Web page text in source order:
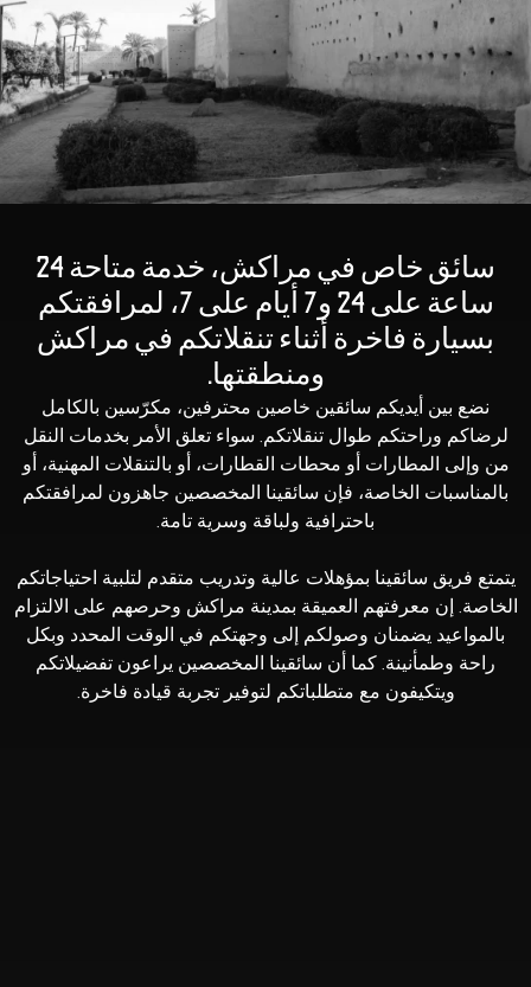
سائق خاص في مراكش، خدمة متاحة 24
ساعة على 24 و7 أيام على 7، لمرافقتكم
بسيارة فاخرة أثناء تنقلاتكم في مراكش
ومنطقتها.
نضع بين أيديكم سائقين خاصين محترفين، مكرّسين بالكامل
لرضاكم وراحتكم طوال تنقلاتكم. سواء تعلق الأمر بخدمات النقل
من وإلى المطارات أو محطات القطارات، أو بالتنقلات المهنية، أو
بالمناسبات الخاصة، فإن سائقينا المخصصين جاهزون لمرافقتكم
باحترافية ولباقة وسرية تامة.
يتمتع فريق سائقينا بمؤهلات عالية وتدريب متقدم لتلبية احتياجاتكم
الخاصة. إن معرفتهم العميقة بمدينة مراكش وحرصهم على الالتزام
بالمواعيد يضمنان وصولكم إلى وجهتكم في الوقت المحدد وبكل
راحة وطمأنينة. كما أن سائقينا المخصصين يراعون تفضيلاتكم
ويتكيفون مع متطلباتكم لتوفير تجربة قيادة فاخرة.